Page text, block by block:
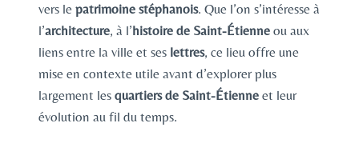
vers le patrimoine stéphanois. Que l’on s’intéresse à
l’architecture, à l’histoire de Saint-Étienne ou aux
liens entre la ville et ses lettres, ce lieu offre une
mise en contexte utile avant d’explorer plus
largement les quartiers de Saint-Étienne et leur
évolution au fil du temps.